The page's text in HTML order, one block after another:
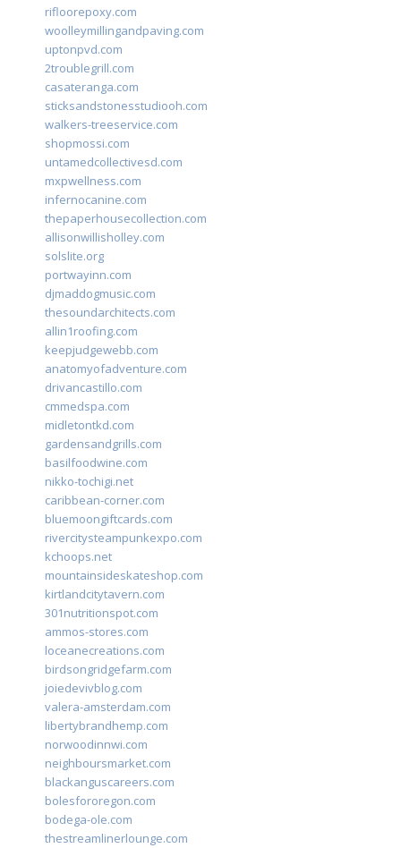
rifloorepoxy.com
woolleymillingandpaving.com
uptonpvd.com
2troublegrill.com
casateranga.com
sticksandstonesstudiooh.com
walkers-treeservice.com
shopmossi.com
untamedcollectivesd.com
mxpwellness.com
infernocanine.com
thepaperhousecollection.com
allisonwillisholley.com
solslite.org
portwayinn.com
djmaddogmusic.com
thesoundarchitects.com
allin1roofing.com
keepjudgewebb.com
anatomyofadventure.com
drivancastillo.com
cmmedspa.com
midletontkd.com
gardensandgrills.com
basilfoodwine.com
nikko-tochigi.net
caribbean-corner.com
bluemoongiftcards.com
rivercitysteampunkexpo.com
kchoops.net
mountainsideskateshop.com
kirtlandcitytavern.com
301nutritionspot.com
ammos-stores.com
loceanecreations.com
birdsongridgefarm.com
joiedevivblog.com
valera-amsterdam.com
libertybrandhemp.com
norwoodinnwi.com
neighboursmarket.com
blackanguscareers.com
bolesfororegon.com
bodega-ole.com
thestreamlinerlounge.com